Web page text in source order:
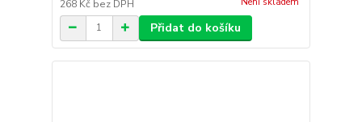
268 Kč bez DPH
Přidat do košíku